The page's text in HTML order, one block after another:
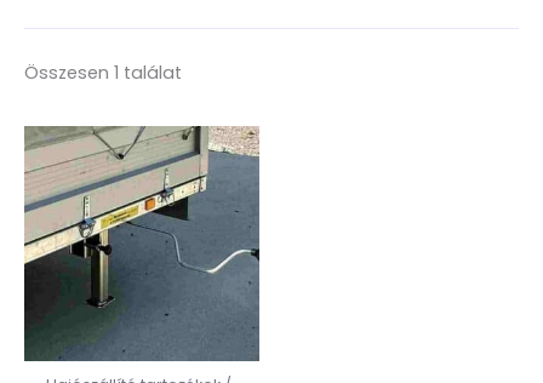
Összesen 1 találat